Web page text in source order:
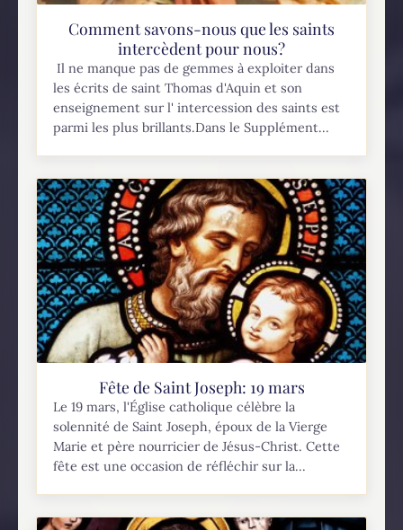
Comment savons-nous que les saints
intercèdent pour nous?
Il ne manque pas de gemmes à exploiter dans
les écrits de saint Thomas d'Aquin et son
enseignement sur l' intercession des saints est
parmi les plus brillants.Dans le Supplément...
Fête de Saint Joseph: 19 mars
Le 19 mars, l'Église catholique célèbre la
solennité de Saint Joseph, époux de la Vierge
Marie et père nourricier de Jésus-Christ. Cette
fête est une occasion de réfléchir sur la...